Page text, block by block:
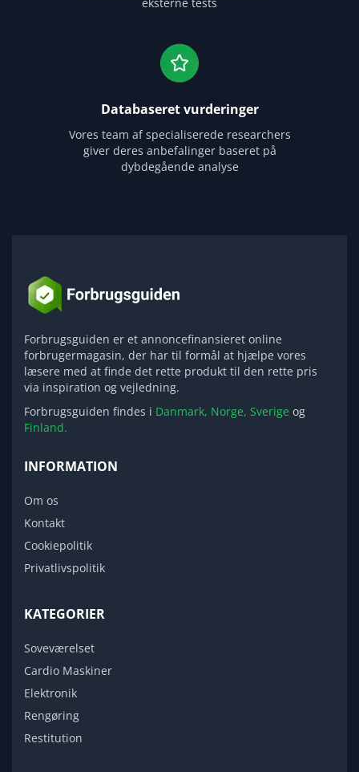
Databaseret vurderinger
Vores team af specialiserede researchers
giver deres anbefalinger baseret på
dybdegående analyse
Forbrugsguiden er et annoncefinansieret online
forbrugermagasin, der har til formål at hjælpe vores
læsere med at finde det rette produkt til den rette pris
via inspiration og vejledning.
Forbrugsguiden findes i Danmark, Norge, Sverige og
Finland.
INFORMATION
Om os
Kontakt
Cookiepolitik
Privatlivspolitik
KATEGORIER
Soveværelset
Cardio Maskiner
Elektronik
Rengøring
Restitution